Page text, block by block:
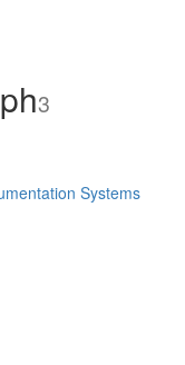
3